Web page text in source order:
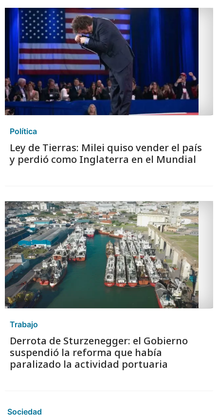
Política
Ley de Tierras: Milei quiso vender el país
y perdió como Inglaterra en el Mundial
Trabajo
Derrota de Sturzenegger: el Gobierno
suspendió la reforma que había
paralizado la actividad portuaria
Sociedad